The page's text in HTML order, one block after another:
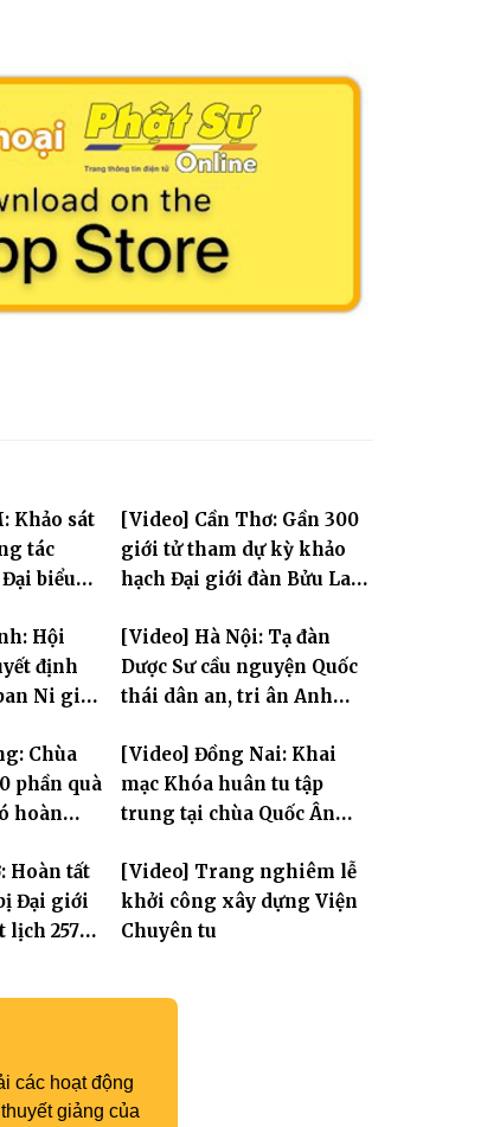
Khảo sát
tác
biểu
2031
[Video] Cần Thơ: Gần 300
giới tử tham dự kỳ khảo
hạch Đại giới đàn Bửu Lai
Hội
định
Ni giới
[Video] Hà Nội: Tạ đàn
Dược Sư cầu nguyện Quốc
thái dân an, tri ân Anh
Chùa
phần quà
hoàn
[Video] Đồng Nai: Khai
mạc Khóa huân tu tập
trung tại chùa Quốc Ân
Hoàn tất
Đại giới
lịch 2570,
[Video] Trang nghiêm lễ
khởi công xây dựng Viện
Chuyên tu
các hoạt động
giảng của